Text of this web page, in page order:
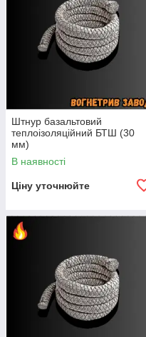
Штнур базальтовий
теплоізоляційний БТШ (30
мм)
В наявності
Ціну уточнюйте